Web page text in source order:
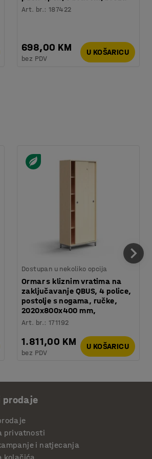
Art. br.:187422
698,00 KM
bez PDV
U KOŠARICU
Dostupan u nekoliko opcija
Ormar s kliznim vratima na
zaključavanje QBUS, 4 police,
postolje s nogama, ručke,
2020x800x400 mm,
Art. br.:171192
1.811,00 KM
bez PDV
U KOŠARICU
prodaje
privatnosti
i natjecanja